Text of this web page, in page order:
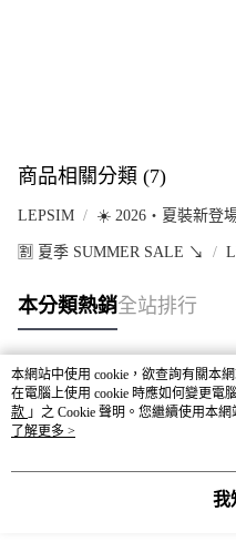
商品相關分類 (7)
LEPSIM ☀️ 2026・夏裝新登
🈹 夏季 SUMMER SALE ↘️
本分類熱銷全站排行
熱門標籤
本網站中使用 cookie，欲查詢有關本
在電腦上使用 cookie 時應如何變更電
款 」之 Cookie 聲明。您繼續使用本
之 Cookie 聲明使用 cookie。
了解更多 >
我